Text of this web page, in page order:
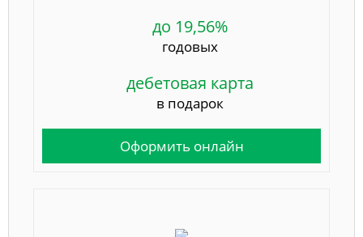
до 19,56%
годовых
дебетовая карта
в подарок
Оформить онлайн